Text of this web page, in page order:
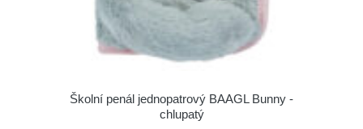
Školní penál jednopatrový BAAGL Bunny -
chlupatý